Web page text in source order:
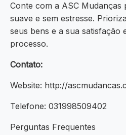
Conte com a ASC Mudanças
suave e sem estresse.
seus bens e a sua satisfação
processo.
Contato:
Website: http://
Telefone: 031998509402
Perguntas Frequentes